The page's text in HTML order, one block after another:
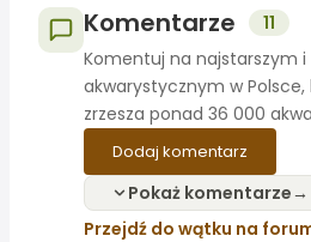
Komentarze
11
Komentuj na najstarszym
akwarystycznym w Polsce,
zrzesza ponad 36 000
Dodaj komentarz
Pokaż komentarze
Przejdź do wątku na